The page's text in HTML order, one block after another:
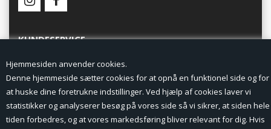
Hjemmesiden anvender cookies.
Denne hjemmeside sætter cookies for at opnå en funktionel side og for
at huske dine foretrukne indstillinger. Ved hjælp af cookies laver vi
statistikker og analyserer besøg på vores side så vi sikrer, at siden hele
tiden forbedres, og at vores markedsføring bliver relevant for dig. Hvis
KUNDESERVICE
Forside
Min Konto
Nyheder